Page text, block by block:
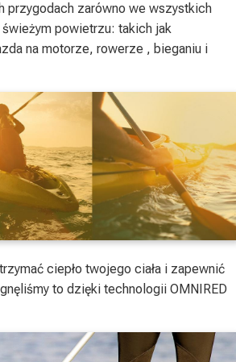
przygodach zarówno we wszystkich
powietrzu: takich jak
na motorze, rowerze , bieganiu i
ciepło twojego ciała i zapewnić
to dzięki technologii OMNIRED